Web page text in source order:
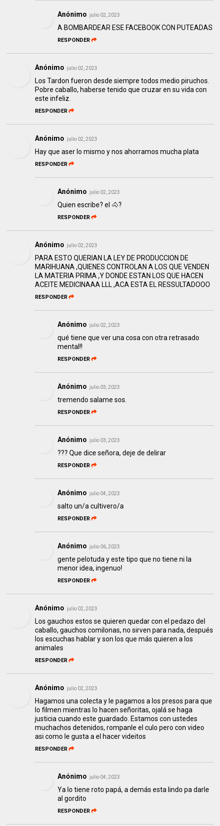
Anónimo julio 02, 2023
A BOMBARDEAR ESE FACEBOOK CON PUTEADAS
RESPONDER
Anónimo julio 02, 2023
Los Tardon fueron desde siempre todos medio piruchos.
Pobre caballo, haberse tenido que cruzar en su vida con
este infeliz.
RESPONDER
Anónimo julio 02, 2023
Hay que aser lo mismo y nos ahorramos mucha plata
RESPONDER
Anónimo julio 02, 2023
Quien escribe? el 🐴?
RESPONDER
Anónimo julio 02, 2023
PARA ESTO QUERIAN LA LEY DE PRODUCCION DE
MARIHUANA ,QUIENES CONTROLAN A LOS QUE VENDEN
LA MATERIA PRIMA ,Y DONDE ESTAN LOS QUE HACEN
ACEITE MEDICINAAA LLL ,ACA ESTA EL RESSULTADOOO
RESPONDER
Anónimo julio 02, 2023
qué tiene que ver una cosa con otra retrasado
mental!!
RESPONDER
Anónimo julio 03, 2023
tremendo salame sos.
RESPONDER
Anónimo julio 03, 2023
??? Que dice señora, deje de delirar
RESPONDER
Anónimo julio 04, 2023
salto un/a cultivero/a
RESPONDER
Anónimo julio 06, 2023
gente pelotuda y este tipo que no tiene ni la
menor idea, ingenuo!
RESPONDER
Anónimo julio 02, 2023
Los gauchos estos se quieren quedar con el pedazo del
caballo, gauchos comilonas, no sirven para nada, después
los escuchas hablar y son los que más quieren a los
animales
RESPONDER
Anónimo julio 02, 2023
Hagamos una colecta y le pagamos a los presos para que
lo filmen mientras lo hacen señoritas, ojalá se haga
justicia cuando este guardado. Estamos con ustedes
muchachos detenidos, rompanle el culo pero con video
asi como le gusta a el hacer videitos
RESPONDER
Anónimo julio 04, 2023
Ya lo tiene roto papá, a demás esta lindo pa darle
al gordito
RESPONDER